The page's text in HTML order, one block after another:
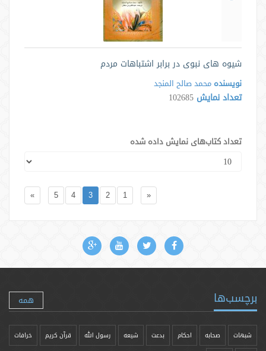
شیوه های نبوی در برابر اشتباهات مردم
نویسنده محمد صالح المنجد
تعداد نمایش 102685
تعداد کتاب‌های نمایش داده شده
«
1
2
3
4
5
»
برچسب‌ها همه
شبهات صحابه احکام بدعت شیعه رسول الله قرآن کریم خرافات